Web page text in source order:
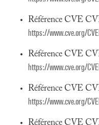
Référence CVE
https://www.cve.org/
Référence CVE
https://www.cve.org/
Référence CVE
https://www.cve.org/
Référence CVE